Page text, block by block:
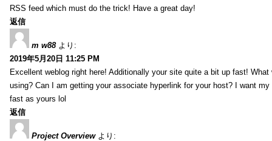
RSS feed which must do the trick! Have a great day!
返信
m w88 より:
2019年5月20日 11:25 PM
Excellent weblog right here! Additionally your site quite a bit up fast! What
using? Can I am getting your associate hyperlink for your host? I want
fast as yours lol
返信
Project Overview より: